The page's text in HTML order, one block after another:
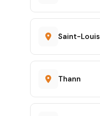
Saint-Louis
Thann